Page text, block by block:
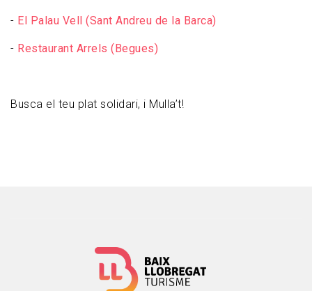
- El Palau Vell (Sant Andreu de la Barca)
- Restaurant Arrels (Begues)
Busca el teu plat solidari, i Mulla’t!